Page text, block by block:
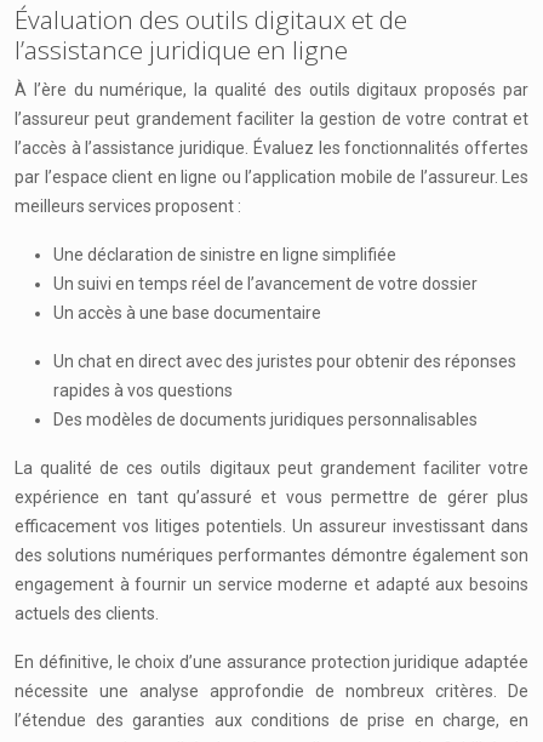
Évaluation des outils digitaux et de
l’assistance juridique en ligne
À l’ère du numérique, la qualité des outils digitaux proposés par
l’assureur peut grandement faciliter la gestion de votre contrat et
l’accès à l’assistance juridique. Évaluez les fonctionnalités offertes
par l’espace client en ligne ou l’application mobile de l’assureur. Les
meilleurs services proposent :
Une déclaration de sinistre en ligne simplifiée
Un suivi en temps réel de l’avancement de votre dossier
Un accès à une base documentaire
Un chat en direct avec des juristes pour obtenir des réponses
rapides à vos questions
Des modèles de documents juridiques personnalisables
La qualité de ces outils digitaux peut grandement faciliter votre
expérience en tant qu’assuré et vous permettre de gérer plus
efficacement vos litiges potentiels. Un assureur investissant dans
des solutions numériques performantes démontre également son
engagement à fournir un service moderne et adapté aux besoins
actuels des clients.
En définitive, le choix d’une assurance protection juridique adaptée
nécessite une analyse approfondie de nombreux critères. De
l’étendue des garanties aux conditions de prise en charge, en